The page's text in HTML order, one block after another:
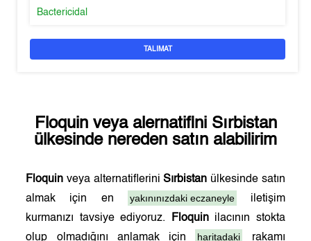
Bactericidal
TALIMAT
Floquinveya alernatifini Sırbistan
ülkesinde nereden satın alabilirim
Floquin veya alternatifleriniSırbistan ülkesinde satın
almak için en
yakınınızdaki eczaneyle
iletişim
kurmanızı tavsiye ediyoruz.
Floquinilacının stokta
olup olmadığını anlamak için
haritadaki rakamı